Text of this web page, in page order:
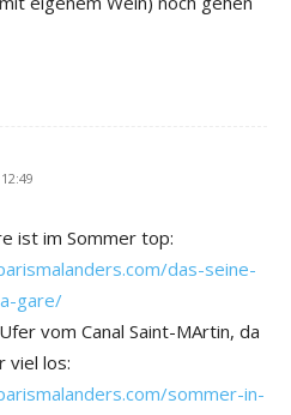
ist im Sommer top:
das-seine-
gare/
vom Canal Saint-MArtin, da
viel los:
sommer-in-